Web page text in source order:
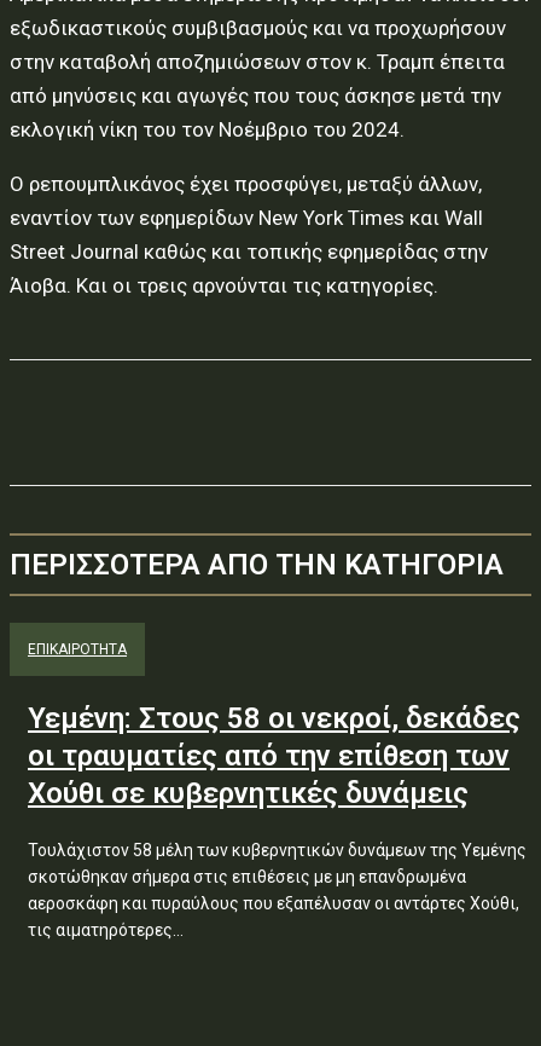
εξωδικαστικούς συμβιβασμούς και να προχωρήσουν
στην καταβολή αποζημιώσεων στον κ. Τραμπ έπειτα
από μηνύσεις και αγωγές που τους άσκησε μετά την
εκλογική νίκη του τον Νοέμβριο του 2024.
Ο ρεπουμπλικάνος έχει προσφύγει, μεταξύ άλλων,
εναντίον των εφημερίδων New York Times και Wall
Street Journal καθώς και τοπικής εφημερίδας στην
Άιοβα. Και οι τρεις αρνούνται τις κατηγορίες.
ΠΕΡΙΣΣΟΤΕΡΑ ΑΠΟ ΤΗΝ ΚΑΤΗΓΟΡΙΑ
ΕΠΙΚΑΙΡΟΤΗΤΑ
Υεμένη: Στους 58 οι νεκροί, δεκάδες
οι τραυματίες από την επίθεση των
Χούθι σε κυβερνητικές δυνάμεις
Τουλάχιστον 58 μέλη των κυβερνητικών δυνάμεων της Υεμένης
σκοτώθηκαν σήμερα στις επιθέσεις με μη επανδρωμένα
αεροσκάφη και πυραύλους που εξαπέλυσαν οι αντάρτες Χούθι,
τις αιματηρότερες...